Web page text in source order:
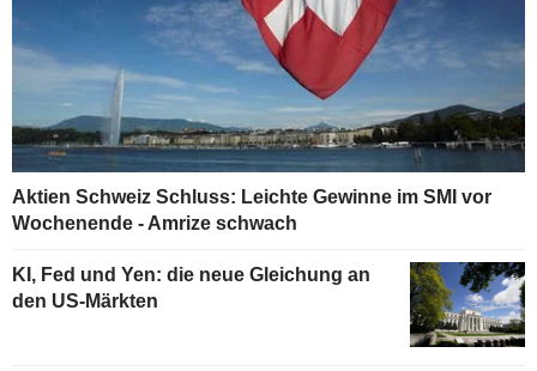
Aktien Schweiz Schluss: Leichte Gewinne im SMI vor
Wochenende - Amrize schwach
KI, Fed und Yen: die neue Gleichung an
den US-Märkten